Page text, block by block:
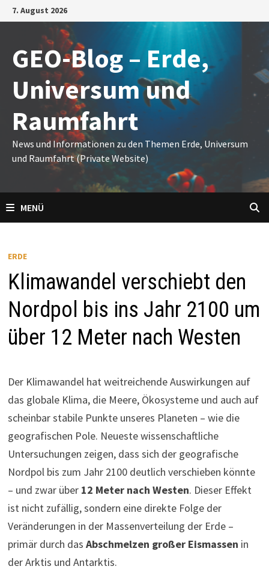
Zum
Inhalt
7. August 2026
GEO-Blog – Erde,
Universum und
Raumfahrt
News und Informationen zu den Themen Erde, Universum
und Raumfahrt (Private Website)
MENÜ
ERDE
Klimawandel verschiebt den
Nordpol bis ins Jahr 2100 um
über 12 Meter nach Westen
Der Klimawandel hat weitreichende Auswirkungen auf
das globale Klima, die Meere, Ökosysteme und auch auf
scheinbar stabile Punkte unseres Planeten – wie die
geografischen Pole. Neueste wissenschaftliche
Untersuchungen zeigen, dass sich der geografische
Nordpol bis zum Jahr 2100 deutlich verschieben könnte
– und zwar über 12 Meter nach Westen. Dieser Effekt
ist nicht zufällig, sondern eine direkte Folge der
Veränderungen in der Massenverteilung der Erde –
primär durch dasAbschmelzen großer Eismassen in
der Arktis und Antarktis.